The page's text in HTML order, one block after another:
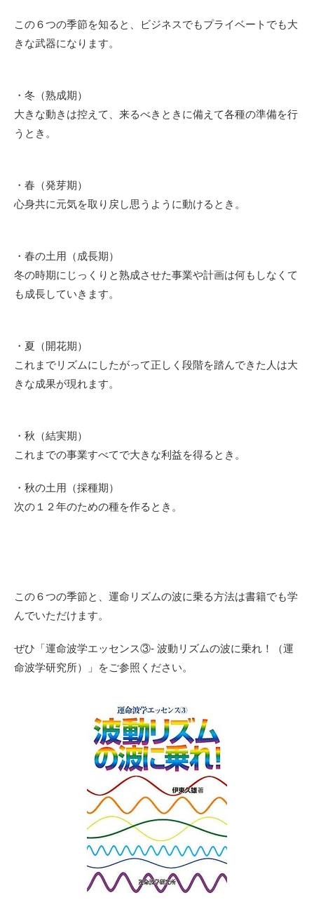
この６つの季節を知ると、ビジネスでもプライベートでも大
きな武器になります。
・冬（熟成期）
大きな動きは控えて、来るべきときに備えて各種の準備を行
うとき。
・春（発芽期）
心身共に元気を取り戻し思うように動けるとき。
・春の土用（成長期）
冬の時期にじっくりと熟成させた事業や計画は何もしなくて
も成長していきます。
・夏（開花期）
これまでリズムにしたがって正しく段階を踏んできた人は大
きな成果が現れます。
・秋（結実期）
これまでの事業すべてで大きな利益を得るとき。
・秋の土用（採種期）
次の１２年のための種を作るとき。
この６つの季節と、運命リズムの波に乗る方法は書籍でも学
んでいただけます。
ぜひ「運命波学エッセンス③- 波動リズムの波に乗れ！
（運
命波学研究所）
」をご参照ください。